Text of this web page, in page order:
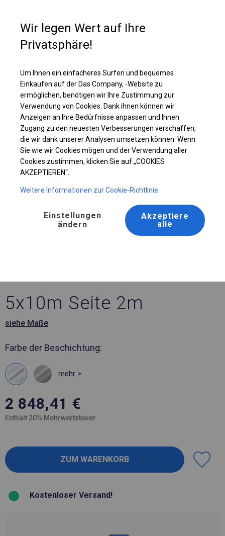
Ganzjährig geöffnete Zelthalle | 5x10 m
5x10m Seite 2m
siehe Maße
Farbe der Beschichtung:
mehr >
2 848,41 €
Enthält 20% Mehrwertsteuer
Kostenloser Versand!
Wir legen Wert auf Ihre
Privatsphäre!
Um Ihnen ein einfacheres Surfen und bequemes
Einkaufen auf der Das Company, -Website zu
ermöglichen, benötigen wir Ihre Zustimmung zur
Verwendung von Cookies. Dank ihnen können wir
Anzeigen an Ihre Bedürfnisse anpassen und Ihnen
Zugang zu den neuesten Verbesserungen verschaffen,
die wir dank unserer Analysen umsetzen können. Wenn
Sie wie wir Cookies mögen und der Verwendung aller
Cookies zustimmen, klicken Sie auf „COOKIES
AKZEPTIEREN“.
Weitere Informationen zur Cookie-Richtlinie
Einstellungen
ändern
Akzeptiere
alle